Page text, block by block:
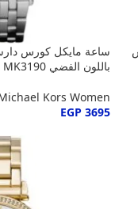
ساعة مايكل كورس
باللون الفضي MK3190
Kors Women
EGP 3695